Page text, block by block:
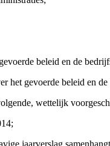
beleid en de
het gevoerde beleid en
wettelijk
jaarverslag samenhangt